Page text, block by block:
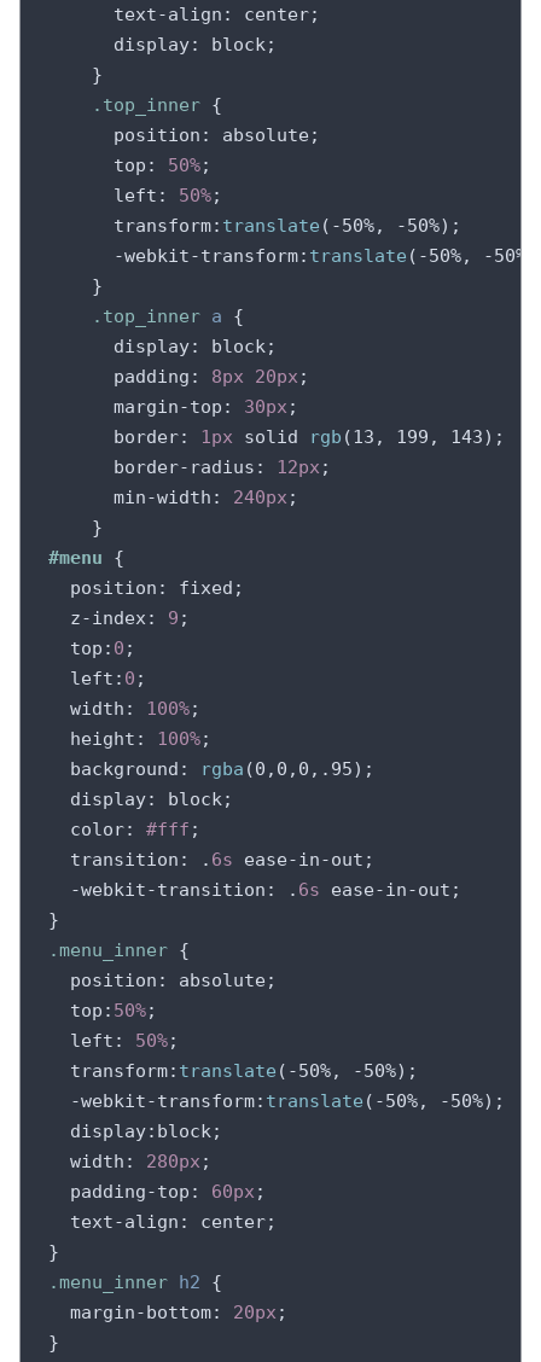
text-align : center;
display: block;
    }
.top_inner {
position : absolute;
top : 50%;
left : 50%;
transform: translate (-50%, -50%);
-webkit-transform: translate (-50%, -
    }
.top_inner a {
display: block;
padding : 8px 20px ;
margin-top : 30px ;
border: 1px solid rgb (13, 199, 143);
border-radius : 12px ;
min-width : 240px ;
#menu {
position : fixed;
z-index: 9 ;
top : 0 ;
left : 0 ;
width : 100%;
height : 100%;
background : rgba (0,0,0,.95);
display: block;
color: #fff ;
transition : . 6s ease-in-out;
-webkit-transition : . 6s ease-in-out;
.menu_inner {
position : absolute;
top : 50%;
left : 50%;
transform: translate (-50%, -50%);
-webkit-transform: translate (-50%, -50%);
display:block;
width : 280px ;
padding-top : 60px ;
text-align : center;
.menu_inner h2 {
margin-bottom: 20px ;